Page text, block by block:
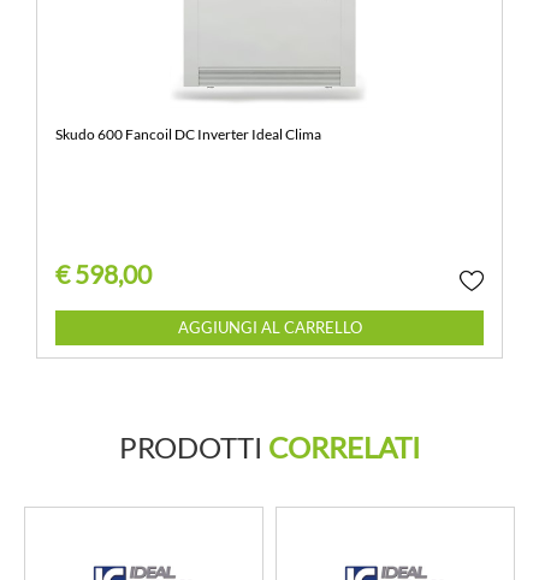
Skudo 600 Fancoil DC Inverter Ideal Clima
€ 598,00
Quantità
AGGIUNGI AL CARRELLO
PRODOTTI CORRELATI